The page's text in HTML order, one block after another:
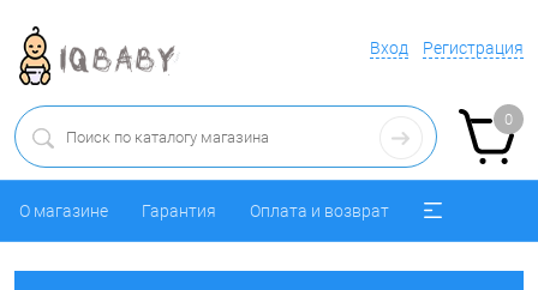
Вход Регистрация
0
О магазине Гарантия Оплата и возврат